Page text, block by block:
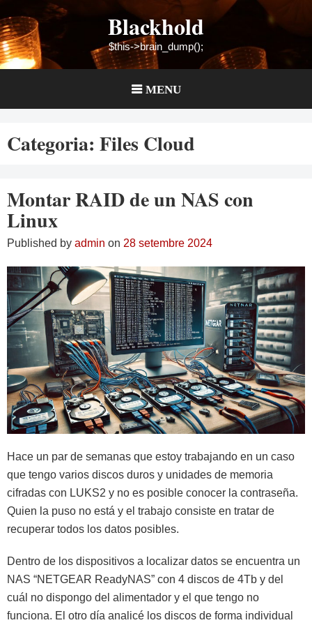
to
content
Blackhold
$this->brain_dump();
MENU
Categoria: Files Cloud
Montar RAID de un NAS con
Linux
Published by admin on 28 setembre 2024
Hace un par de semanas que estoy trabajando en un caso
que tengo varios discos duros y unidades de memoria
cifradas con LUKS2 y no es posible conocer la contraseña.
Quien la puso no está y el trabajo consiste en tratar de
recuperar todos los datos posibles.
Dentro de los dispositivos a localizar datos se encuentra un
NAS “NETGEAR ReadyNAS” con 4 discos de 4Tb y del
cuál no dispongo del alimentador y el que tengo no
funciona. El otro día analicé los discos de forma individual